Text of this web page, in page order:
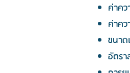
ค่าค
ค่าคว
ขนา
อัตร